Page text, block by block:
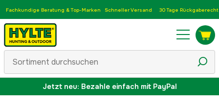
Fachkundige Beratung & Top-Marken Schneller Versand 30 Tage Rückgaberecht
Jetzt neu: Bezahle einfach mit PayPal